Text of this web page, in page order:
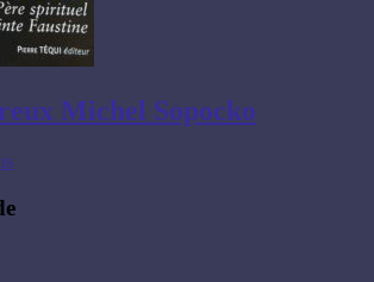
Michel Sopocko